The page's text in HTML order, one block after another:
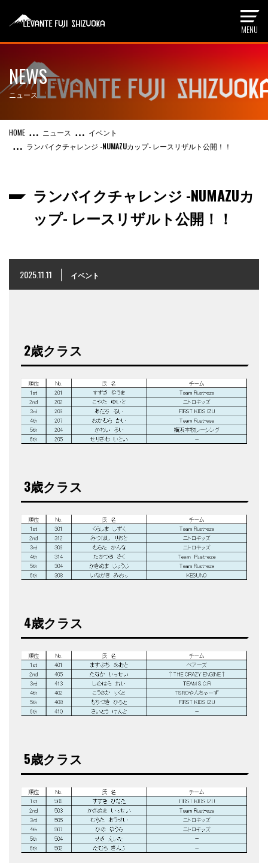
NEWS
ニュース
ニュース
イベント
ランバイクチャレンジ -NUMAZUカップ- レースリザルト公開！！
ランバイクチャレンジ -NUMAZUカ
ップ- レースリザルト公開！！
2025.11.11 イベント
2歳クラス
3歳クラス
4歳クラス
5歳クラス